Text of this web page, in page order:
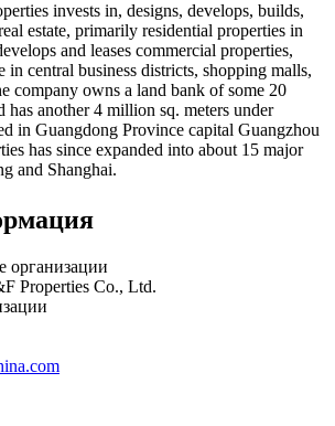
invests in, designs, develops, builds,
estate, primarily residential properties in
and leases commercial properties,
in central business districts, shopping malls,
company owns a land bank of some 20
has another 4 million sq. meters under
in Guangdong Province capital Guangzhou
has since expanded into about 15 major
and Shanghai.
организации
Properties Co., Ltd.